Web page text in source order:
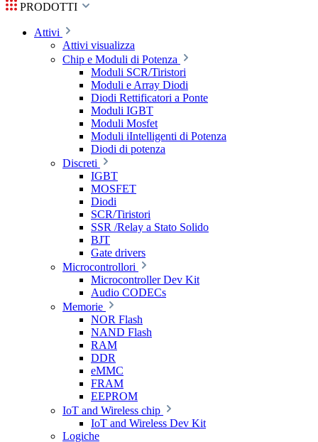
PRODOTTI
Attivi
Attivi visualizza
Chip e Moduli di Potenza
Moduli SCR/Tiristori
Moduli e Array Diodi
Diodi Rettificatori a Ponte
Moduli IGBT
Moduli Mosfet
Moduli iIntelligenti di Potenza
Diodi di potenza
Discreti
IGBT
MOSFET
Diodi
SCR/Tiristori
SSR /Relay a Stato Solido
BJT
Gate drivers
Microcontrollori
Microcontroller Dev Kit
Audio CODECs
Memorie
NOR Flash
NAND Flash
RAM
DDR
eMMC
FRAM
EEPROM
IoT and Wireless chip
IoT and Wireless Dev Kit
Logiche